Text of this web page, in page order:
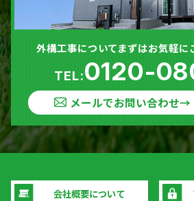
外構工事についてまずはお気軽に
TEL:0120-
メールでお問い合わせ→
会社概要について